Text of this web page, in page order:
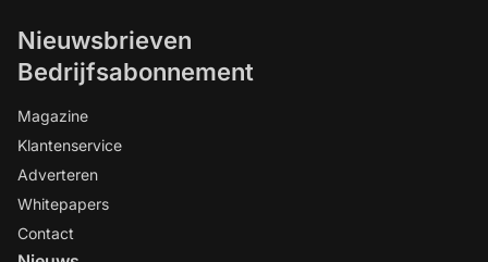
Nieuwsbrieven
Bedrijfsabonnement
Magazine
Klantenservice
Adverteren
Whitepapers
Contact